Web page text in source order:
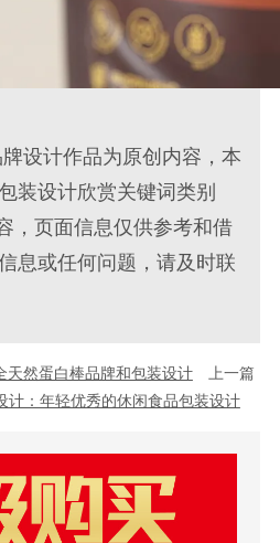
设计作品为原创内容，本
装设计欣赏关键词类别
，页面信息仅供参考和借
息或任何问题，请及时联
天然蛋白棒品牌和包装设计上一篇
计：年轻优秀的休闲食品包装设计